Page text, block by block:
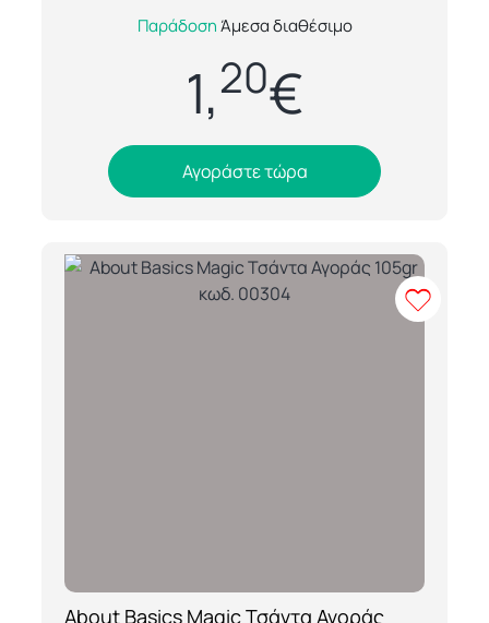
Η About Basics Crown 00305 είναι μία
ανθεκτική και πρακτική τσάντα αγοράς από
ύφασμα 105gr, ιδανική για καθημερινή
χρήση...
ΠαράδοσηΆμεσα διαθέσιμο
1,20€
Αγοράστε τώρα
About Basics Magic Τσάντα Αγοράς